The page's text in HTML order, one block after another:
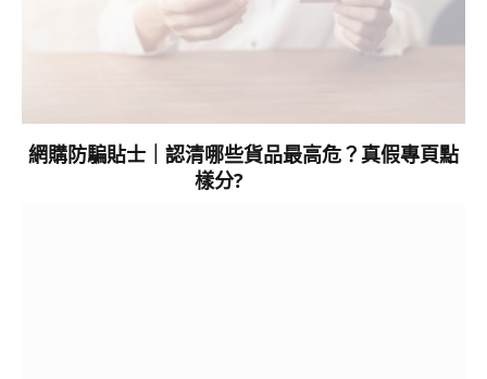
網購防騙貼士｜認清哪些貨品最高危？真假專頁點
樣分?